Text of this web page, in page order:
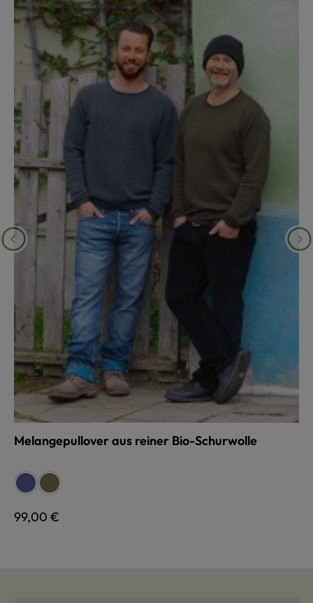
Melangepullover aus reiner Bio-Schurwolle
Farbe auswählen
blau olive
Regulärer Preis:
99,00 €